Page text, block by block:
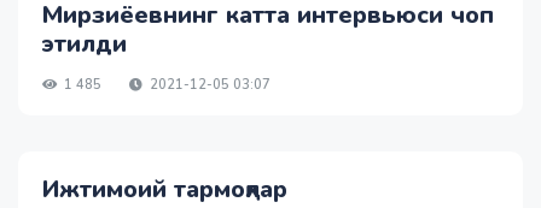
Мирзиёевнинг катта интервьюси чоп
этилди
1 485 2021-12-05 03:07
Ижтимоий тармоқлар